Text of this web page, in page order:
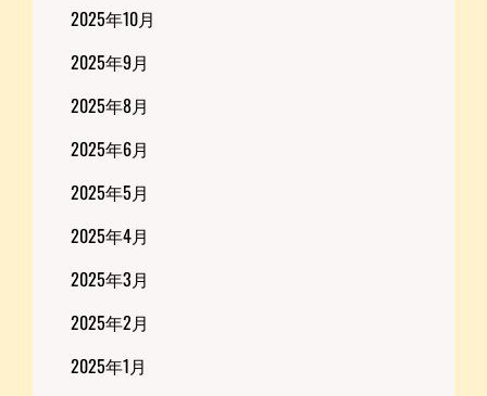
2025年10月
2025年9月
2025年8月
2025年6月
2025年5月
2025年4月
2025年3月
2025年2月
2025年1月